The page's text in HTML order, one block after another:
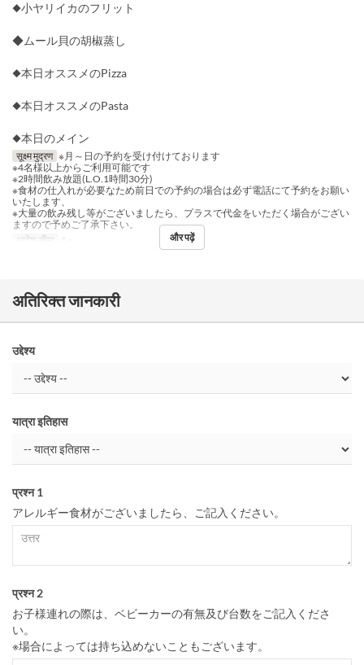
◆小ヤリイカのフリット
◆ムール貝の胡椒蒸し
◆本日オススメのPizza
◆本日オススメのPasta
◆本日のメイン
सूक्ष्म मुद्रण ※月～日の予約を受け付けております
※4名様以上からご利用可能です
※2時間飲み放題(L.O.1時間30分)
※食材の仕入れが必要なため前日での予約の場合は必ず電話にて予約をお願い
いたします、
※大量の飲み残し等がございましたら、プラスで代金をいただく場合がござい
ますので予めご了承下さい。
आदेश सीमा
4 ~ और पढ़ें
अतिरिक्त जानकारी
उद्देश्य
यात्रा इतिहास
प्रश्न 1
アレルギー食材がございましたら、ご記入ください。
प्रश्न 2
お子様連れの際は、ベビーカーの有無及び台数をご記入くださ
い。
※場合によっては持ち込めないこともございます。